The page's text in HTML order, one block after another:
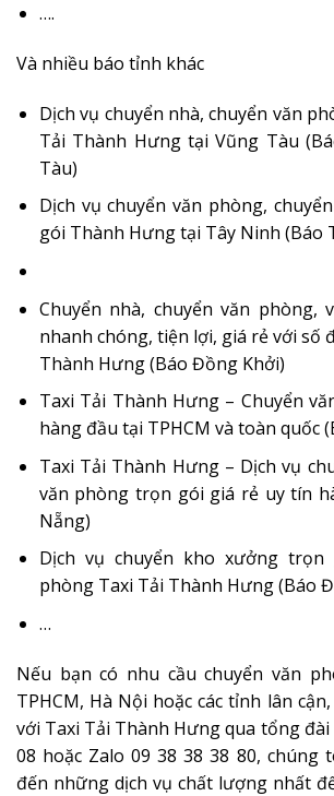
….
Và nhiều báo tỉnh khác
Dịch vụ chuyển nhà, chuyển văn
Tải Thành Hưng tại Vũng Tàu
Tàu)
Dịch vụ chuyển văn phòng,
gói Thành Hưng tại Tây Ninh (Báo
Chuyển nhà, chuyển văn phòng,
nhanh chóng, tiện lợi, giá rẻ với số
Thành Hưng (Báo Đồng Khởi)
Taxi Tải Thành Hưng – Chuyển
hàng đầu tại TPHCM và toàn quốc
Taxi Tải Thành Hưng – Dịch vụ
văn phòng trọn gói giá rẻ uy tín
Nẵng)
Dịch vụ chuyển kho xưởng trọn
phòng Taxi Tải Thành Hưng (Báo
…
Nếu bạn có nhu cầu chuyển văn
TPHCM, Hà Nội hoặc các tỉnh lân
với Taxi Tải Thành Hưng qua tổng đài
08 hoặc Zalo 09 38 38 38 80, chúng
đến những dịch vụ chất lượng nhất